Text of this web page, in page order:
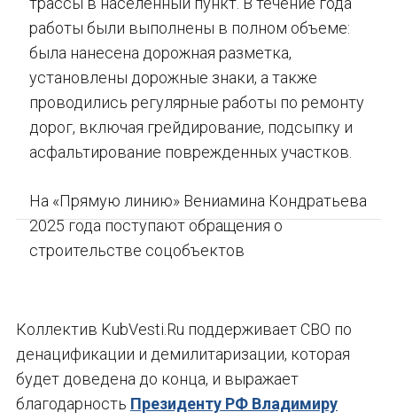
работы были выполнены в полном объеме:
была нанесена дорожная разметка,
установлены дорожные знаки, а также
проводились регулярные работы по ремонту
дорог, включая грейдирование, подсыпку и
асфальтирование поврежденных участков.
На «Прямую линию» Вениамина Кондратьева
2025 года поступают обращения о
строительстве соцобъектов
Коллектив KubVesti.Ru поддерживает СВО по
денацификации и демилитаризации, которая
будет доведена до конца, и выражает
благодарность Президенту РФ Владимиру